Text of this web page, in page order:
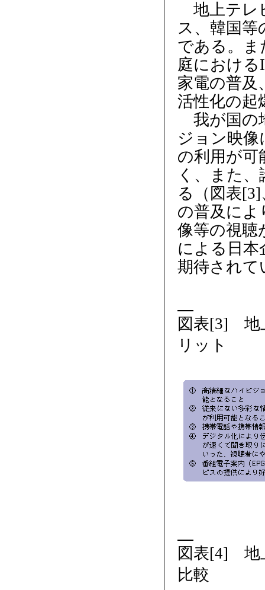
地上テレ
ス、韓国等
である。ま
庭におけ
家電の普及
活性化の起
我が国の
ジョン映
の利用が可
く、また
る（図表
の普及によ
像等の視聴
による日本
期待されて
図表[3] 地
リット
図表[4] 地
比較